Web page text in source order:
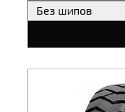
Без шипов